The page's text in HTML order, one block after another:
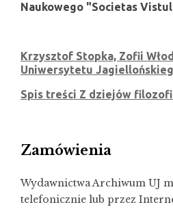
Naukowego "Societas
Krzysztof Stopka, Zofii
Uniwersytetu
Spis treści Z dziejów
Zamówienia
Wydawnictwa Archiwum UJ
telefonicznie lub przez